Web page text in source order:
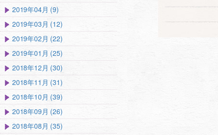
2019年04月 (9)
2019年03月 (12)
2019年02月 (22)
2019年01月 (25)
2018年12月 (30)
2018年11月 (31)
2018年10月 (39)
2018年09月 (26)
2018年08月 (35)